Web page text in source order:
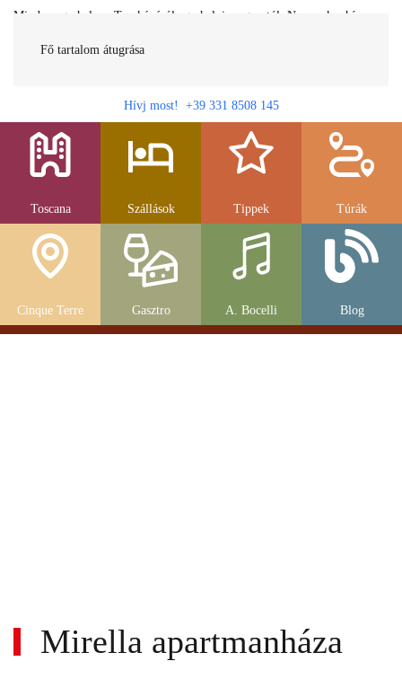
Fő tartalom átugrása
Minden egy helyen Toszkánáról egy helyi magyartól. Nemcsak a híres
gasztronomia....
Hívj most! +39 331 8508 145
Toscana Szállások Tippek Túrák
Cinque Terre Gasztro A. Bocelli Blog
Mirella apartmanháza